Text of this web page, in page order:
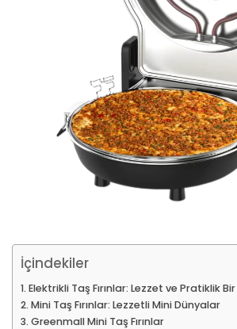
İçindekiler
Elektrikli Taş Fırınlar: Lezzet ve Pratiklik
Mini Taş Fırınlar: Lezzetli Mini Dünyalar
Greenmall Mini Taş Fırınlar